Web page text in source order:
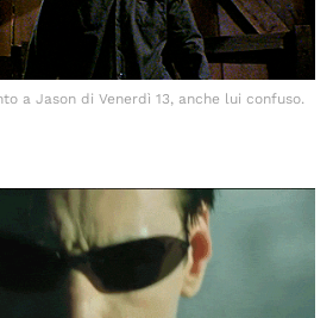
a Jason di Venerdì 13, anche lui confuso.